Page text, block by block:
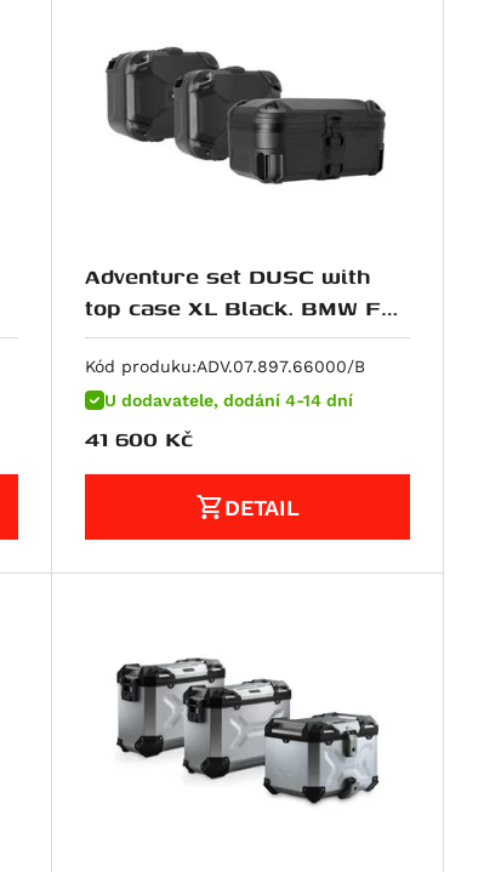
U dodavatele, dodání 4-14 dní
Adventure set DUSC with
top case XL Black. BMW F
750/800/850 GS. For stainl.
steel
Kód produku:ADV.07.897.66000/B
41 600 Kč
DETAIL